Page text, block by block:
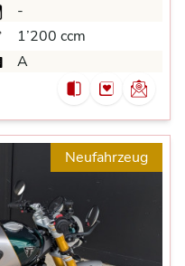
-
1’200 ccm
A
Neufahrzeug